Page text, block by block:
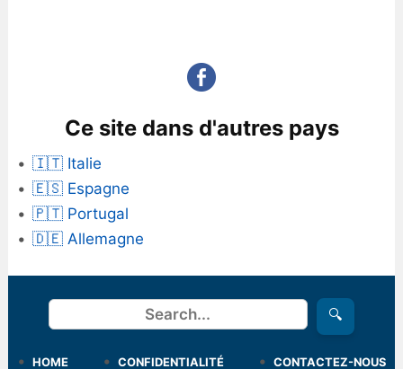
Ce site dans d'autres pays
🇮🇹 Italie
🇪🇸 Espagne
🇵🇹 Portugal
🇩🇪 Allemagne
Rechercher 🔍
HOME CONFIDENTIALITÉ CONTACTEZ-NOUS